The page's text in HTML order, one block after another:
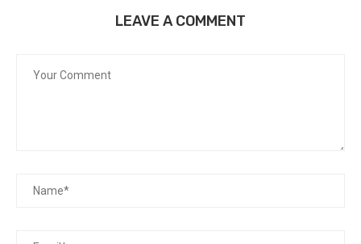
LEAVE A COMMENT